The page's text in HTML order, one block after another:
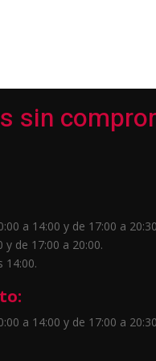
sin
a 14:00 y de 17:00 a
y de 17:00 a 20:00.
14:00.
a 14:00 y de 17:00 a